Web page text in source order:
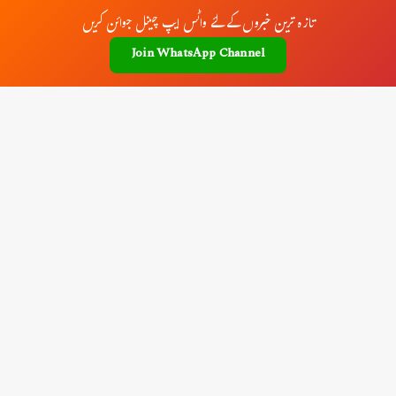
تازہ ترین خبروں کے لئے واٹس ایپ چینل جوائن کریں
Join WhatsApp Channel